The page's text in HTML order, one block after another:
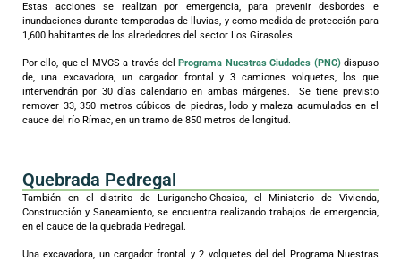
Estas acciones se realizan por emergencia, para prevenir desbordes e
inundaciones durante temporadas de lluvias, y como medida de protección para
1,600 habitantes de los alrededores del sector Los Girasoles.
Por ello, que el MVCS a través delPrograma Nuestras Ciudades (PNC)dispuso
de, una excavadora, un cargador frontal y 3 camiones volquetes, los que
intervendrán por 30 días calendario en ambas márgenes. Se tiene previsto
remover 33, 350 metros cúbicos de piedras, lodo y maleza acumulados en el
cauce del río Rímac, en un tramo de 850 metros de longitud.
Quebrada Pedregal
También en el distrito de Lurigancho-Chosica, el Ministerio de Vivienda,
Construcción y Saneamiento, se encuentra realizando trabajos de emergencia,
en el cauce de la quebrada Pedregal.
Una excavadora, un cargador frontal y 2 volquetes del del Programa Nuestras